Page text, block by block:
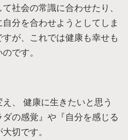
社会の常識に合わせたり、
分を合わせようとしてしま
が、これでは健康も幸せも
です。
、 健康に生きたいと思う
の感覚』や『自分を感じる
切です。